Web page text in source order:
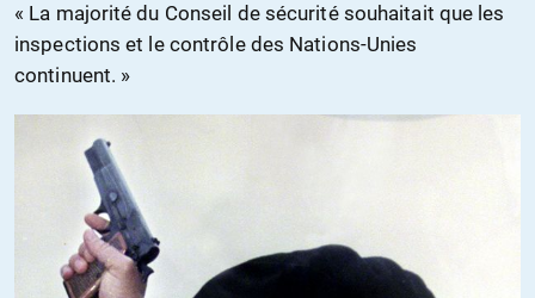
« La majorité du Conseil de sécurité souhaitait que les
inspections et le contrôle des Nations-Unies
continuent. »